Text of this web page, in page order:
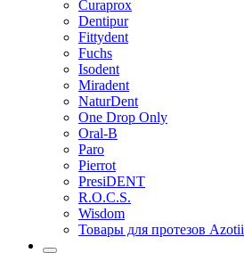
Curaprox
Dentipur
Fittydent
Fuchs
Isodent
Miradent
NaturDent
One Drop Only
Oral-B
Paro
Pierrot
PresiDENT
R.O.C.S.
Wisdom
Товары для протезов Azotii